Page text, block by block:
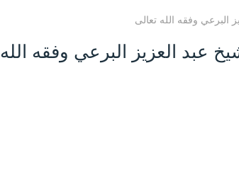
البرعي وفقه الله تعالى
عبد العزيز البرعي وفقه الله